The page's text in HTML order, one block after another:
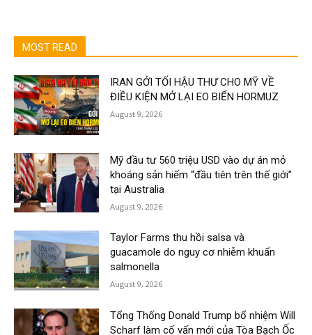
MOST READ
IRAN GỞI TỐI HẬU THƯ CHO MỸ VỀ
ĐIỀU KIỆN MỞ LẠI EO BIỂN HORMUZ
August 9, 2026
Mỹ đầu tư 560 triệu USD vào dự án mỏ
khoáng sản hiếm “đầu tiên trên thế giới”
tại Australia
August 9, 2026
Taylor Farms thu hồi salsa và
guacamole do nguy cơ nhiễm khuẩn
salmonella
August 9, 2026
Tổng Thống Donald Trump bổ nhiệm Will
Scharf làm cố vấn mới của Tòa Bạch Ốc